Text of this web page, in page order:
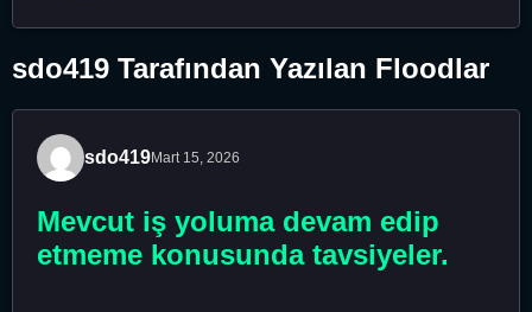
sdo419 Tarafından Yazılan Floodlar
sdo419Mart 15, 2026
Mevcut iş yoluma devam edip
etmeme konusunda tavsiyeler.